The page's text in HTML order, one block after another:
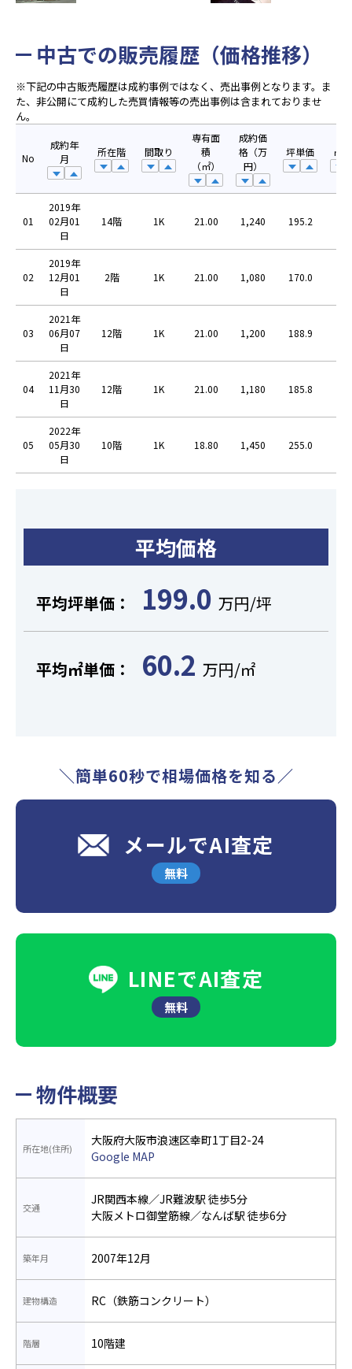
中古での販売履歴（価格推移）
※下記の中古販売履歴は成約事例ではなく、売出事例となります。ま
た、非公開にて成約した売買情報等の売出事例は含まれておりませ
ん。
No
成約年
月
所在階 間取り
専有面
積
（㎡）
成約価
格（万
円）
坪単価 ㎡
01
2019年
02月01
日
14階 1K 21.00 1,240 195.2
02
2019年
12月01
日
2階 1K 21.00 1,080 170.0
03
2021年
06月07
日
12階 1K 21.00 1,200 188.9
04
2021年
11月30
日
12階 1K 21.00 1,180 185.8
05
2022年
05月30
日
10階 1K 18.80 1,450 255.0
平均価格
平均坪単価： 199.0 万円/坪
平均㎡単価： 60.2 万円/㎡
＼簡単60秒で相場価格を知る／
メールでAI査定
無料
LINEでAI査定
無料
物件概要
所在地(住所)
大阪府大阪市浪速区幸町1丁目2-24
Google MAP
交通
JR関西本線／JR難波駅 徒歩5分
大阪メトロ御堂筋線／なんば駅 徒歩6分
築年月 2007年12月
建物構造 RC（鉄筋コンクリート）
階層 10階建